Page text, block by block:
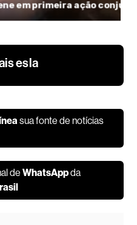
esla
sua fonte de notícias
deWhatsAppda